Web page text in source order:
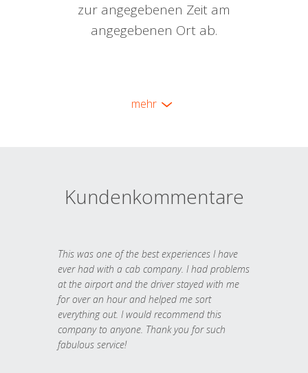
zur angegebenen Zeit am
angegebenen Ort ab.
mehr
Kundenkommentare
This was one of the best experiences I have
ever had with a cab company. I had problems
at the airport and the driver stayed with me
for over an hour and helped me sort
everything out. I would recommend this
company to anyone. Thank you for such
fabulous service!